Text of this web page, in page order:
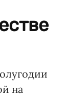
на